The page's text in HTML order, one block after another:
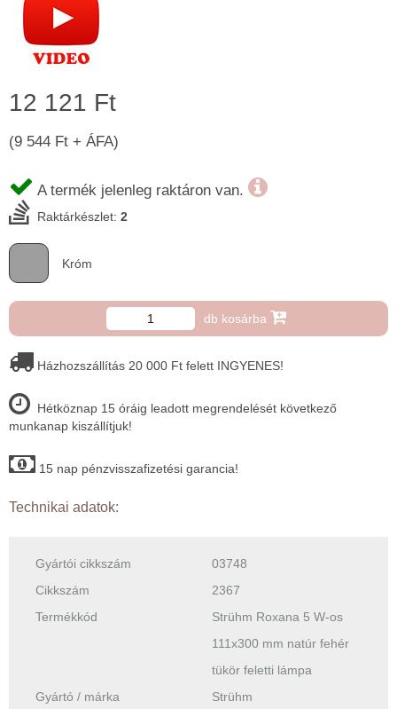
12 121 Ft
(9 544 Ft + ÁFA)
A termék jelenleg raktáron van.
Raktárkészlet: 2
Króm
db kosárba
Házhozszállítás 20 000 Ft felett INGYENES!
Hétköznap 15 óráig leadott megrendelését következő
munkanap kiszállítjuk!
15 nap pénzvisszafizetési garancia!
Technikai adatok:
Gyártói cikkszám
03748
Cikkszám
2367
Termékkód
Strühm Roxana 5 W-os
111x300 mm natúr fehér
tükör feletti lámpa
Gyártó / márka
Strühm